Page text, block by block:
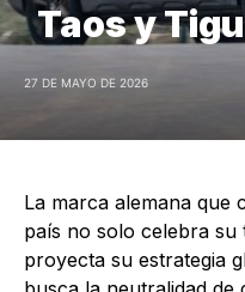
Taos y
27 DE MAYO DE 2026
La marca alemana que
país no solo celebra
proyecta su estrategia